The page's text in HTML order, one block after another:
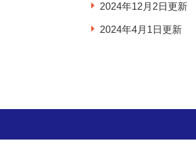
2024年12月2日更新
2024年4月1日更新